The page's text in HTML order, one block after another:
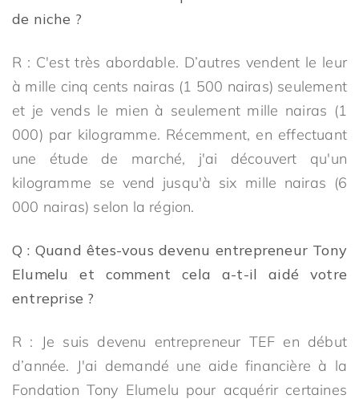
de niche ?
R : C'est très abordable. D’autres vendent le leur
à mille cinq cents nairas (1 500 nairas) seulement
et je vends le mien à seulement mille nairas (1
000) par kilogramme. Récemment, en effectuant
une étude de marché, j'ai découvert qu'un
kilogramme se vend jusqu'à six mille nairas (6
000 nairas) selon la région.
Q : Quand êtes-vous devenu entrepreneur Tony
Elumelu et comment cela a-t-il aidé votre
entreprise ?
R : Je suis devenu entrepreneur TEF en début
d’année. J'ai demandé une aide financière à la
Fondation Tony Elumelu pour acquérir certaines